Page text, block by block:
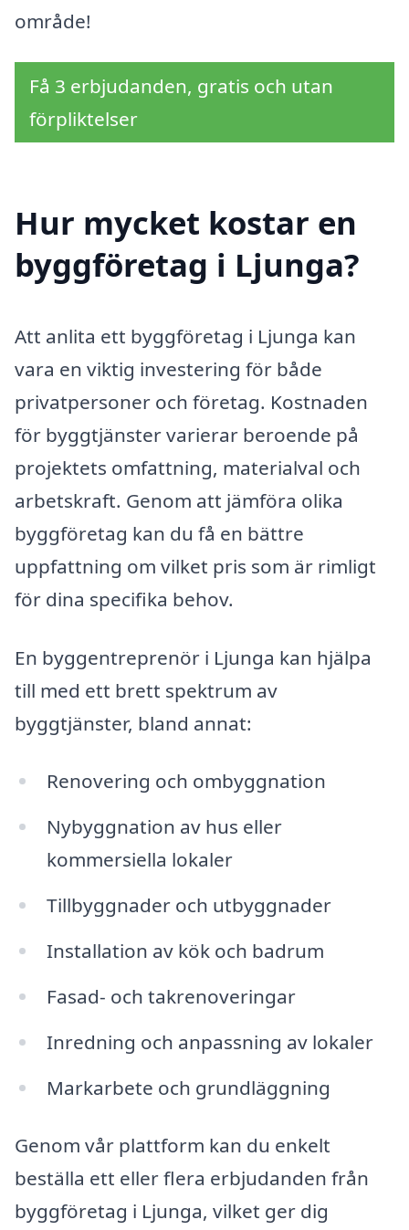
område!
Få 3 erbjudanden, gratis och utan
förpliktelser
Hur mycket kostar en
byggföretag i Ljunga?
Att anlita ett byggföretag i Ljunga kan
vara en viktig investering för både
privatpersoner och företag. Kostnaden
för byggtjänster varierar beroende på
projektets omfattning, materialval och
arbetskraft. Genom att jämföra olika
byggföretag kan du få en bättre
uppfattning om vilket pris som är rimligt
för dina specifika behov.
En byggentreprenör i Ljunga kan hjälpa
till med ett brett spektrum av
byggtjänster, bland annat:
Renovering och ombyggnation
Nybyggnation av hus eller
kommersiella lokaler
Tillbyggnader och utbyggnader
Installation av kök och badrum
Fasad- och takrenoveringar
Inredning och anpassning av lokaler
Markarbete och grundläggning
Genom vår plattform kan du enkelt
beställa ett eller flera erbjudanden från
byggföretag i Ljunga, vilket ger dig